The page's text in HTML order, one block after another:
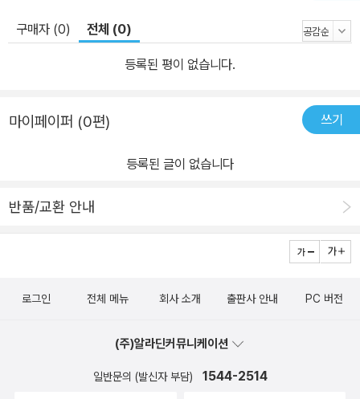
원 경작권을 빼앗을 것이기 때문이다. 창호는 아버지의 애소에 마음
이 흔들리다가 석공들이 일하고 있는 일터에서 마음을 돌이켜 마침내
원 경작을 다른 사람에게 맡기겠다고 선언한다. 그는 창호에 대한 분
신을 잃고 쓰러진다. 창호의 처는 시아버지가 학대와 모욕을 받는 것
만히 마쳤다는 만세 소리가 나고, 그중 창호의 목소리가 더욱 크게 울
과정을 위트 넘치는 서사로 그리고 있다. 동네에 도둑을 막기 위해 순
치는 도둑이 된다. 소설의 서두와 말미가 서로 대조되면서 순진한 농
다. 순호는 아무리 열심히 농사를 지어도 빚더미에서 벗어날 수 없는
자신의 신세를 생각하며, 자신이 그런 처지에 놓인 이유가 이 동네의
구매자 (0) 전체 (0)
등록된 평이 없습니다.
마이페이퍼 (0편) 쓰기
등록된 글이 없습니다
반품/교환 안내
로그인 전체 메뉴 회사 소개 출판사 안내 PC 버전
(주)알라딘커뮤니케이션
일반문의 (발신자 부담) 1544-2514